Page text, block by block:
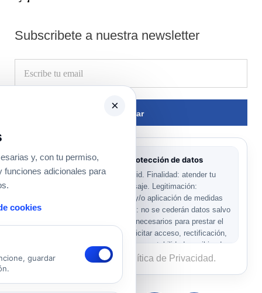
Subscribete a nuestra newsletter
Información básica sobre protección de datos
Responsable: Psicologos Madrid. Finalidad: atender tu
solicitud y responder a tu mensaje. Legitimación:
consentimiento del interesado y/o aplicación de medidas
precontractuales. Destinatarios: no se cederán datos salvo
obligación legal o proveedores necesarios para prestar el
servicio. Derechos: puedes solicitar acceso, rectificación,
supresión, oposición, limitación y portabilidad escribiendo
al email legal indicado.
Ver Política de Cookies
He leído y acepto la Política de Privacidad.
×
y, con tu permiso,
funciones adicionales para
cookies
guardar